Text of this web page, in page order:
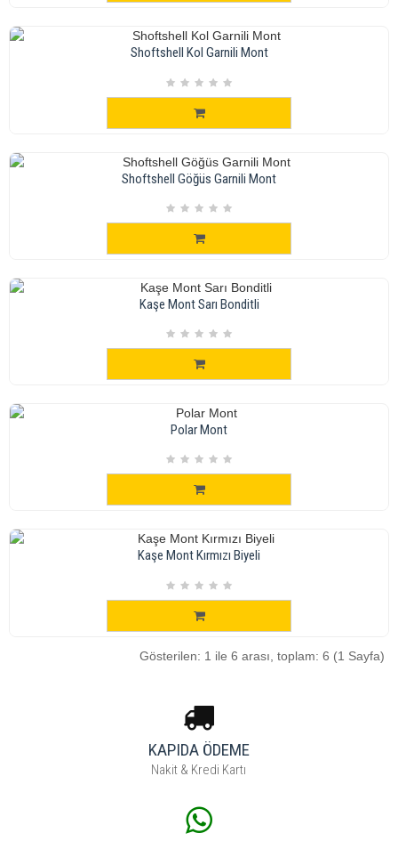
Shoftshell Kol Garnili Mont
Shoftshell Göğüs Garnili Mont
Kaşe Mont Sarı Bonditli
Polar Mont
Kaşe Mont Kırmızı Biyeli
Gösterilen: 1 ile 6 arası, toplam: 6 (1 Sayfa)
KAPIDA ÖDEME
Nakit & Kredi Kartı